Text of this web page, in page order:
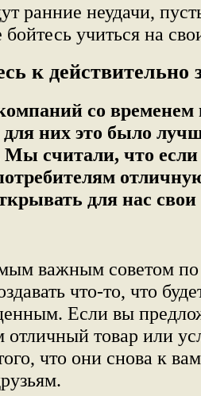
ранние неудачи,
учиться на
к
со временем
них это было
Мы считали, что
для нас
важным советом
что-то, что
Если вы
отличный товар или
что они снова к